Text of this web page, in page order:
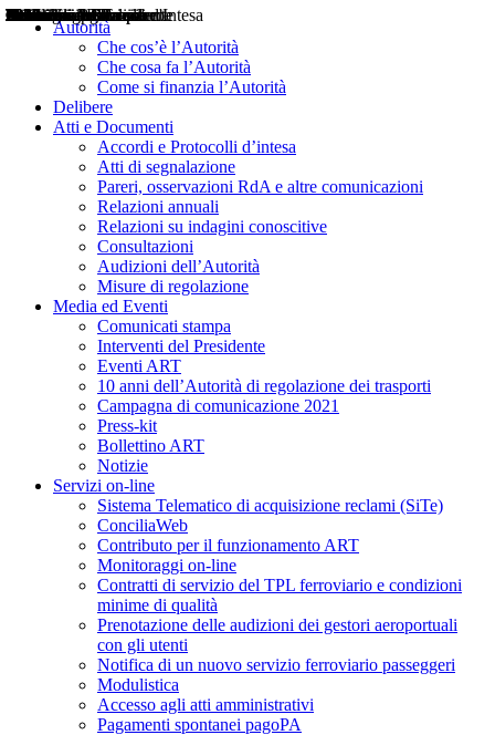
Autorità
Che cos’è l’Autorità
Che cosa fa l’Autorità
Come si finanzia l’Autorità
Delibere
Atti e Documenti
Accordi e Protocolli d’intesa
Atti di segnalazione
Pareri, osservazioni RdA e altre comunicazioni
Relazioni annuali
Relazioni su indagini conoscitive
Consultazioni
Audizioni dell’Autorità
Misure di regolazione
Media ed Eventi
Comunicati stampa
Interventi del Presidente
Eventi ART
10 anni dell’Autorità di regolazione dei trasporti
Campagna di comunicazione 2021
Press-kit
Bollettino ART
Notizie
Servizi on-line
Sistema Telematico di acquisizione reclami (SiTe)
ConciliaWeb
Contributo per il funzionamento ART
Monitoraggi on-line
Contratti di servizio del TPL ferroviario e condizioni
minime di qualità
Prenotazione delle audizioni dei gestori aeroportuali
con gli utenti
Notifica di un nuovo servizio ferroviario passeggeri
Modulistica
Accesso agli atti amministrativi
Pagamenti spontanei pagoPA
Delibere
Pareri
Consultazioni
Audizioni
Atti di Segnalazione
Accordi e Protocolli d'Intesa
Relazioni annuali
Misure di regolazione
Notizie
Comunicati Stampa
Bollettini ART
Convegni ART
Interviste del Presidente
Articoli in primo piano
Interventi del Presidente
2004
2005
2010
2013
2014
2015
2016
2017
2018
2019
202
2020
2021
2022
2023
2024
2025
2026
Aereo
Marittimo
Terrestre